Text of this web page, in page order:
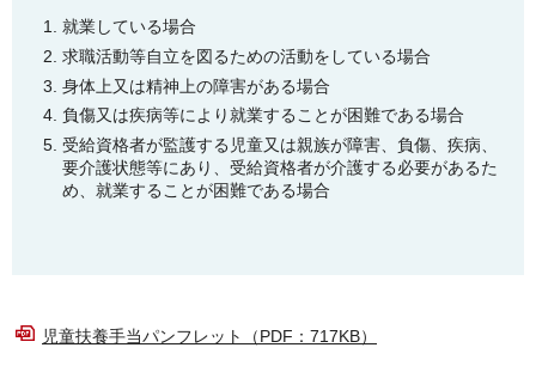
就業している場合
求職活動等自立を図るための活動をしている場合
身体上又は精神上の障害がある場合
負傷又は疾病等により就業することが困難である場合
受給資格者が監護する児童又は親族が障害、負傷、疾病、
要介護状態等にあり、受給資格者が介護する必要があるた
め、就業することが困難である場合
児童扶養手当パンフレット（PDF：717KB）